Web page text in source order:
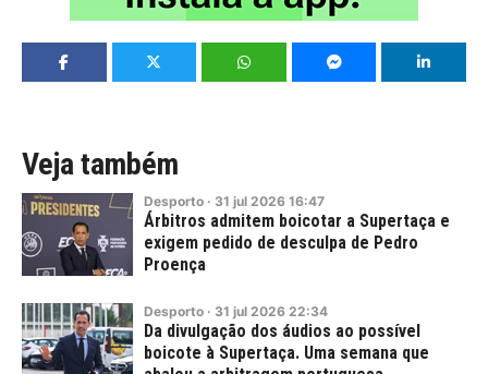
Veja também
Desporto · 31 jul 2026 16:47
Árbitros admitem boicotar a Supertaça e
exigem pedido de desculpa de Pedro
Proença
Desporto · 31 jul 2026 22:34
Da divulgação dos áudios ao possível
boicote à Supertaça. Uma semana que